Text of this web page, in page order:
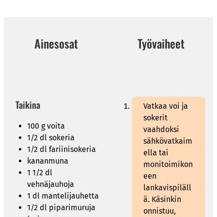
Ainesosat Työvaiheet
Taikina
100 g voita
1/2 dl sokeria
1/2 dl fariinisokeria
kananmuna
1 1/2 dl
vehnäjauhoja
1 dl mantelijauhetta
1/2 dl piparimuruja
Vatkaa voi ja
sokerit
vaahdoksi
sähkövatkaim
ella tai
monitoimikon
een
lankavispiläll
ä. Käsinkin
onnistuu,